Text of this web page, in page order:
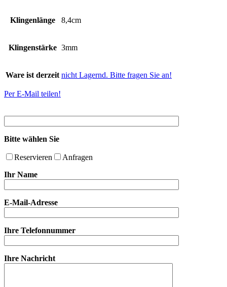
Klingenlänge 8,4cm
Klingenstärke 3mm
Ware ist derzeit nicht Lagernd. Bitte fragen Sie an!
Per E-Mail teilen!
Bitte wählen Sie
Reservieren
Anfragen
Ihr Name
E-Mail-Adresse
Ihre Telefonnummer
Ihre Nachricht